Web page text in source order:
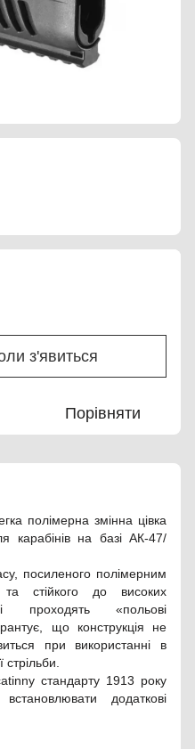
з'явиться
Порівняти
полімерна змінна цівка
карабінів на базі АК-47/
посиленого полімерним
та стійкого до високих
проходять «польові
що конструкція не
при використанні в
стандарту 1913 року
додаткові